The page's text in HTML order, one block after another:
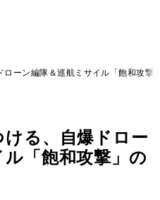
ーン編隊＆巡航ミサイル「飽和攻撃
る、自爆ドロー
「飽和攻撃」の